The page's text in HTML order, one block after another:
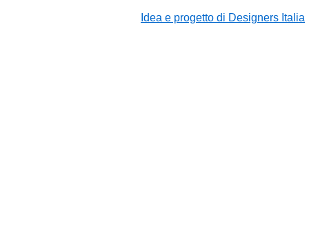
Idea e progetto di Designers Italia